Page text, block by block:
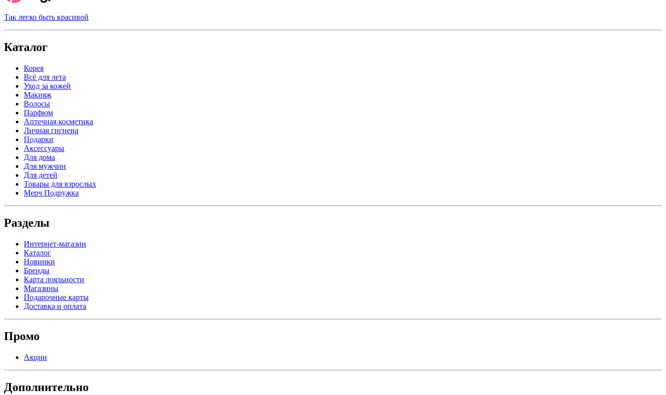
Так легко быть красивой
Каталог
Корея
Всё для лета
Уход за кожей
Макияж
Волосы
Парфюм
Аптечная косметика
Личная гигиена
Подарки
Аксессуары
Для дома
Для мужчин
Для детей
Товары для взрослых
Мерч Подружка
Разделы
Интернет-магазин
Каталог
Новинки
Бренды
Карта лояльности
Магазины
Подарочные карты
Доставка и оплата
Промо
Акции
Дополнительно